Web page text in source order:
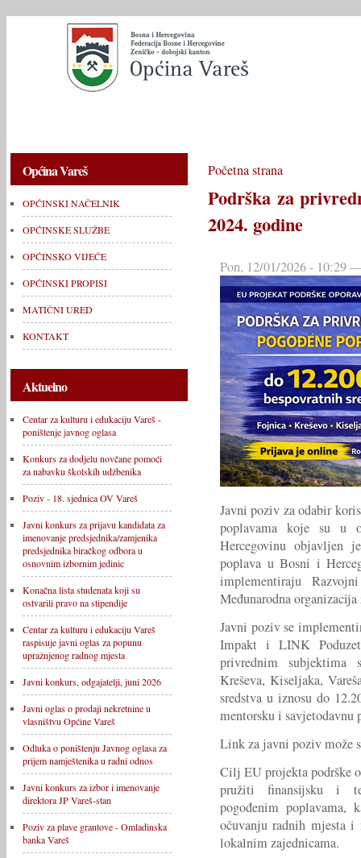
Općina Vareš
OPĆINSKI NAČELNIK
OPĆINSKE SLUŽBE
OPĆINSKO VIJEĆE
OPĆINSKI PROPISI
MATIČNI URED
KONTAKT
Aktuelno
Centar za kulturu i edukaciju Vareš -
poništenje javnog oglasa
Konkurs za dodjelu novčane pomoći
za nabavku školskih udžbenika
Poziv - 18. sjednica OV Vareš
Javni konkurs za prijavu kandidata za
imenovanje predsjednika/zamjenika
predsjednika biračkog odbora u
osnovnim izbornim jedinic
Konačna lista studenata koji su
ostvarili pravo na stipendije
Centar za kulturu i edukaciju Vareš
raspisuje javni oglas za popunu
upražnjenog radnog mjesta
Javni konkurs, odgajatelji, juni 2026
Javni oglas o prodaji nekretnine u
vlasništvu Općine Vareš
Odluka o poništenju Javnog oglasa za
prijem namještenika u radni odnos
Javni konkurs za izbor i imenovanje
direktora JP Vareš-stan
Poziv za plave grantove - Omladinska
banka Vareš
Početna strana
Podrška za
2024. godine
Pon, 12/01/2026 - 10:29
Javni poziv za odabir
poplavama koje su u
Hercegovinu objavljen
poplava u Bosni i
implementiraju
Međunarodna
Javni poziv se
Impakt i LINK
privrednim subjektima
Kreševa, Kiseljaka,
sredstva u iznosu do
mentorsku i savjetodavnu
Link za javni poziv može
Cilj EU projekta podrške
pružiti finansijsku i
pogođenim poplavama,
očuvanju radnih mjesta i
lokalnim zajednicama.